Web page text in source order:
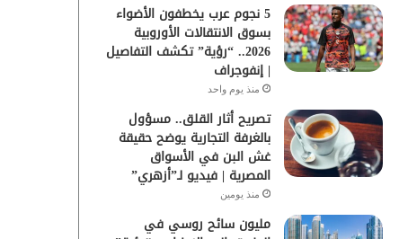
5 نجوم عرب يخطفون الأضواء
بسوق الانتقالات الأوروبية
2026.. “رؤية” تكشف التفاصيل
| إنفوجراف
منذ يوم واحد
تصريح أثار القلق.. مسؤول
بالغرفة التجارية يوضح حقيقة
غش البن في الأسواق
المصرية | فيديو لـ”أزهري”
منذ يومين
مليون سائح روسي في